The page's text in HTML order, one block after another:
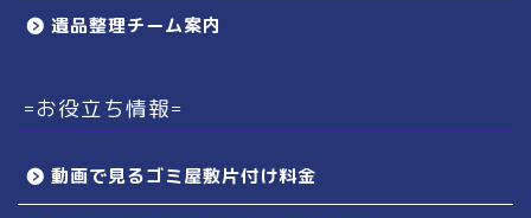
遺品整理チーム案内
=お役立ち情報=
動画で見るゴミ屋敷片付け料金